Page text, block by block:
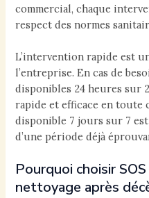
commercial, chaque
respect des normes
L’intervention rapide est
l’entreprise. En cas de
disponibles 24 heures sur
rapide et efficace en toute
disponible 7 jours sur 7
d’une période déjà
Pourquoi choisir
nettoyage après